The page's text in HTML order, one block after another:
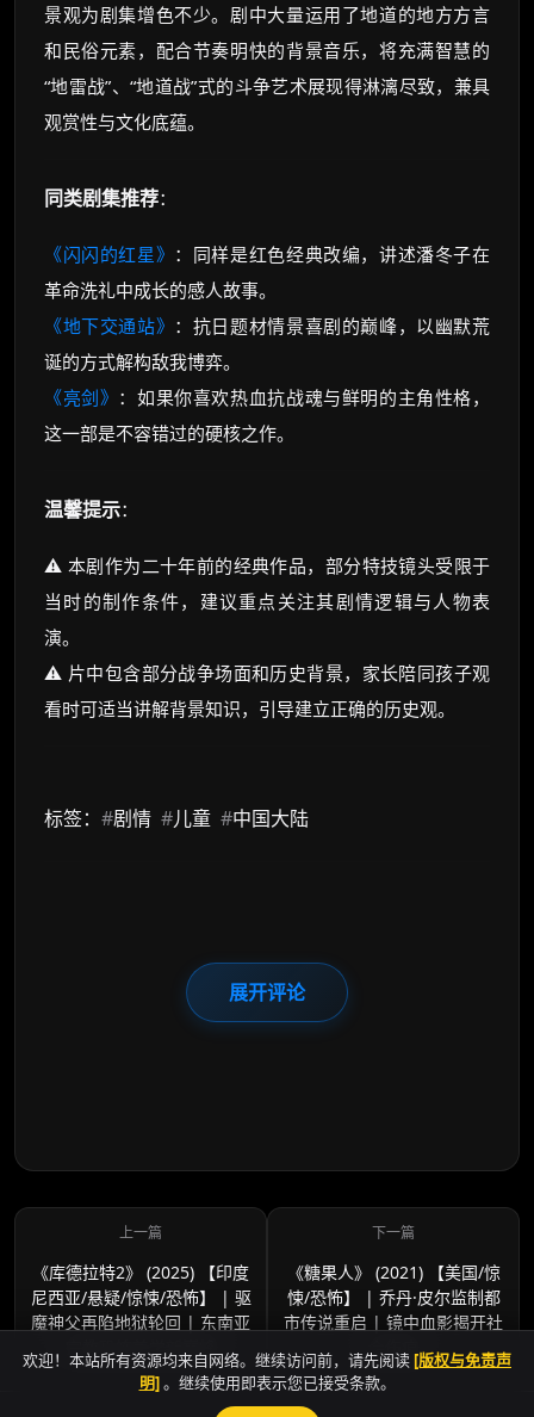
景观为剧集增色不少。剧中大量运用了地道的地方方言
和民俗元素，配合节奏明快的背景音乐，将充满智慧的
“地雷战”、“地道战”式的斗争艺术展现得淋漓尽致，兼具
观赏性与文化底蕴。
同类剧集推荐：
《闪闪的红星》 ：同样是红色经典改编，讲述潘冬子在
革命洗礼中成长的感人故事。
《地下交通站》 ：抗日题材情景喜剧的巅峰，以幽默荒
诞的方式解构敌我博弈。
《亮剑》 ：如果你喜欢热血抗战魂与鲜明的主角性格，
这一部是不容错过的硬核之作。
温馨提示：
⚠️ 本剧作为二十年前的经典作品，部分特技镜头受限于
当时的制作条件，建议重点关注其剧情逻辑与人物表
演。
⚠️ 片中包含部分战争场面和历史背景，家长陪同孩子观
看时可适当讲解背景知识，引导建立正确的历史观。
标签： #剧情 #儿童 #中国大陆
展开评论
《库德拉特2》 (2025) 【印度
尼西亚/悬疑/惊悚/恐怖】 | 驱
魔神父再陷地狱轮回 | 东南亚
宗教恐怖美学新巅峰
《糖果人》 (2021) 【美国/惊
悚/恐怖】 | 乔丹·皮尔监制都
市传说重启 | 镜中血影揭开社
会伤痕
欢迎！本站所有资源均来自网络。继续访问前，请先阅读 [版权与免责声
明]。继续使用即表示您已接受条款。